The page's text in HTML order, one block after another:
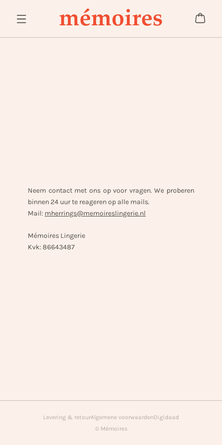
Neem contact met ons op voor vragen. We proberen
binnen 24 uur te reageren op alle mails.
Mail: mherrings@memoireslingerie.nl
Mémoires Lingerie
Kvk: 86643487
© Mémoires
Levering & retourAlgemene voorwaardenDigidaad